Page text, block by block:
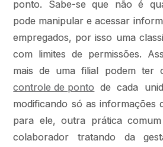
ponto. Sabe-se que não é
pode manipular e acessar
empregados, por isso uma
com limites de permissões.
mais de uma filial podem ter
controle de ponto de cada
modificando só as informações
para ele, outra prática
colaborador tratando da